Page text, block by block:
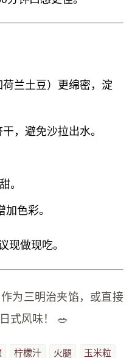
兰土豆）更绵密，淀
，避免沙拉出水。
。
色彩。
现做现吃。
为三明治夹馅，或直接
式风味！ 🥗
柠檬汁 火腿
玉米粒